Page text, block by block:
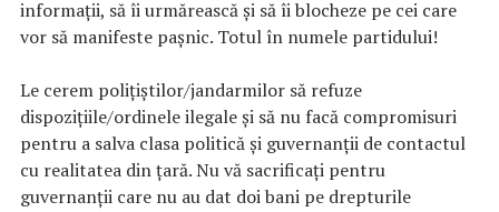
informații, să îi urmărească și să îi blocheze pe cei care
vor să manifeste pașnic. Totul în numele partidului!
Le cerem polițiștilor/jandarmilor să refuze
dispozițiile/ordinele ilegale și să nu facă compromisuri
pentru a salva clasa politică și guvernanții de contactul
cu realitatea din țară. Nu vă sacrificați pentru
guvernanții care nu au dat doi bani pe drepturile